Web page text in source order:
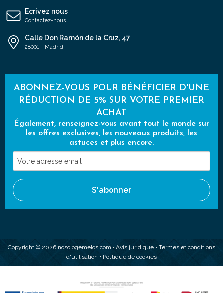
Ecrivez nous
Contactez-nous
Calle Don Ramón de la Cruz, 47
28001 - Madrid
ABONNEZ-VOUS POUR BÉNÉFICIER D'UNE
RÉDUCTION DE 5% SUR VOTRE PREMIER
ACHAT
Également, renseignez-vous avant tout le monde sur
les offres exclusives, les nouveaux produits, les
astuces et plus encore.
Votre
adresse
email
S'abonner
Copyright © 2026 nosologemelos.com • Avis juridique • Termes et conditions
d'utilisation • Politique de cookies